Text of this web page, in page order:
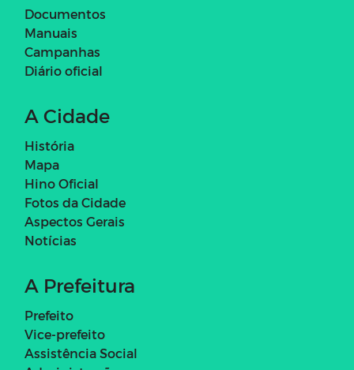
Documentos
Manuais
Campanhas
Diário oficial
A Cidade
História
Mapa
Hino Oficial
Fotos da Cidade
Aspectos Gerais
Notícias
A Prefeitura
Prefeito
Vice-prefeito
Assistência Social